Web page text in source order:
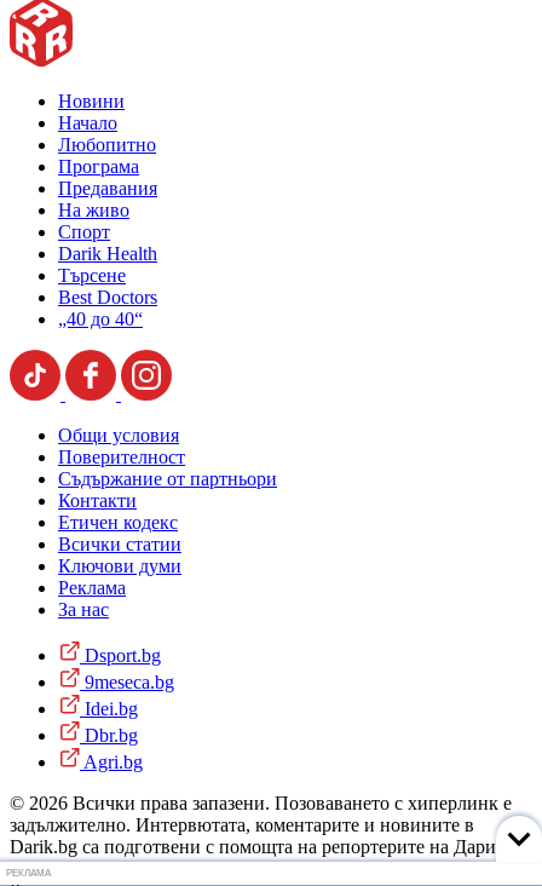
Новини
Начало
Любопитно
Програма
Предавания
На живо
Спорт
Darik Health
Търсене
Best Doctors
„40 до 40“
Общи условия
Поверителност
Съдържание от партньори
Контакти
Етичен кодекс
Всички статии
Ключови думи
Реклама
За нас
Dsport.bg
9meseca.bg
Idei.bg
Dbr.bg
Agri.bg
© 2026 Всички права запазени. Позоваването с хиперлинк е
задължително. Интервютата, коментарите и новините в
Darik.bg са подготвени с помощта на репортерите на Дарик
Радио и новинарските емисии на радиото. Снимки: Дарик
РЕКЛАМА